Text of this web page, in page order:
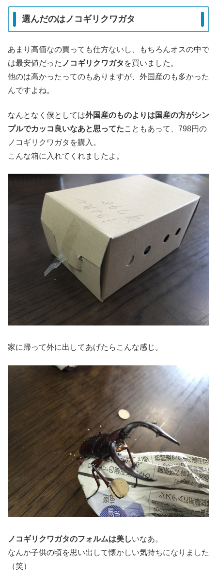
選んだのはノコギリクワガタ
あまり高価なの買っても仕方ないし、もちろんオスの中で
は最安値だった ノコギリクワガタ を買いました。
他のは高かったってのもありますが、外国産のも多かった
んですよね。
なんとなく僕としては外国産のものよりは国産の方がシン
プルでカッコ良いなあと思ってたこともあって、798円の
ノコギリクワガタを購入。
こんな箱に入れてくれましたよ。
家に帰って外に出してあげたらこんな感じ。
ノコギリクワガタのフォルムは美しいなあ。
なんか子供の頃を思い出して懐かしい気持ちになりました
（笑）